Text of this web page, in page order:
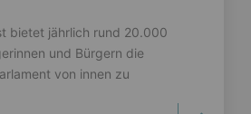
bietet jährlich rund 20.000
und Bürgern die
von innen zu